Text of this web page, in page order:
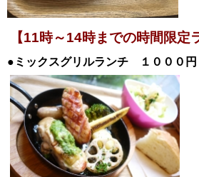
【11時～14時までの時間限定
●ミックスグリルランチ １０００円